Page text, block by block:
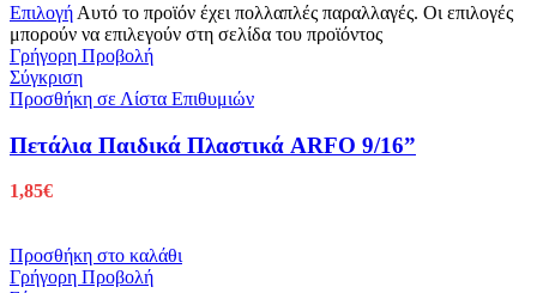
Επιλογή Αυτό το προϊόν έχει πολλαπλές παραλλαγές. Οι επιλογές
μπορούν να επιλεγούν στη σελίδα του προϊόντος
Γρήγορη Προβολή
Σύγκριση
Προσθήκη σε Λίστα Επιθυμιών
Πετάλια Παιδικά Πλαστικά ARFO 9/16”
1,85€
Προσθήκη στο καλάθι
Γρήγορη Προβολή